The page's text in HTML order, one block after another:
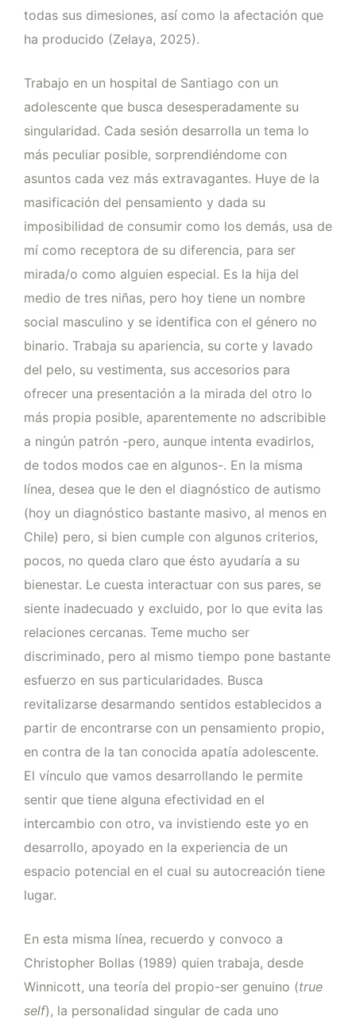
todas sus dimesiones, así como la afectación que
ha producido (Zelaya, 2025).
Trabajo en un hospital de Santiago con un
adolescente que busca desesperadamente su
singularidad. Cada sesión desarrolla un tema lo
más peculiar posible, sorprendiéndome con
asuntos cada vez más extravagantes. Huye de la
masificación del pensamiento y dada su
imposibilidad de consumir como los demás, usa de
mí como receptora de su diferencia, para ser
mirada/o como alguien especial. Es la hija del
medio de tres niñas, pero hoy tiene un nombre
social masculino y se identifica con el género no
binario. Trabaja su apariencia, su corte y lavado
del pelo, su vestimenta, sus accesorios para
ofrecer una presentación a la mirada del otro lo
más propia posible, aparentemente no adscribible
a ningún patrón -pero, aunque intenta evadirlos,
de todos modos cae en algunos-. En la misma
línea, desea que le den el diagnóstico de autismo
(hoy un diagnóstico bastante masivo, al menos en
Chile) pero, si bien cumple con algunos criterios,
pocos, no queda claro que ésto ayudaría a su
bienestar. Le cuesta interactuar con sus pares, se
siente inadecuado y excluido, por lo que evita las
relaciones cercanas. Teme mucho ser
discriminado, pero al mismo tiempo pone bastante
esfuerzo en sus particularidades. Busca
revitalizarse desarmando sentidos establecidos a
partir de encontrarse con un pensamiento propio,
en contra de la tan conocida apatía adolescente.
El vínculo que vamos desarrollando le permite
sentir que tiene alguna efectividad en el
intercambio con otro, va invistiendo este yo en
desarrollo, apoyado en la experiencia de un
espacio potencial en el cual su autocreación tiene
lugar.
En esta misma línea, recuerdo y convoco a
Christopher Bollas (1989) quien trabaja, desde
Winnicott, una teoría del propio-ser genuino (true
self), la personalidad singular de cada uno